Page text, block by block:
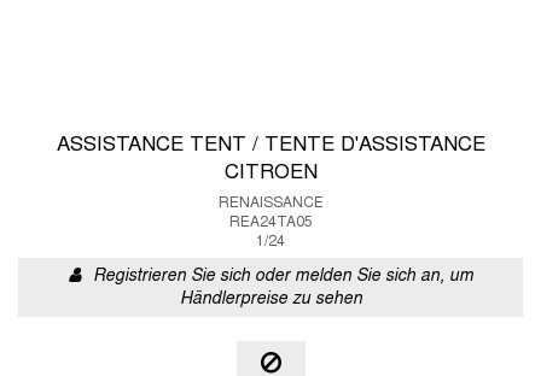
ASSISTANCE TENT / TENTE D'ASSISTANCE
CITROEN
RENAISSANCE
REA24TA05
1/24
Registrieren Sie sich oder melden Sie sich an, um
Händlerpreise zu sehen